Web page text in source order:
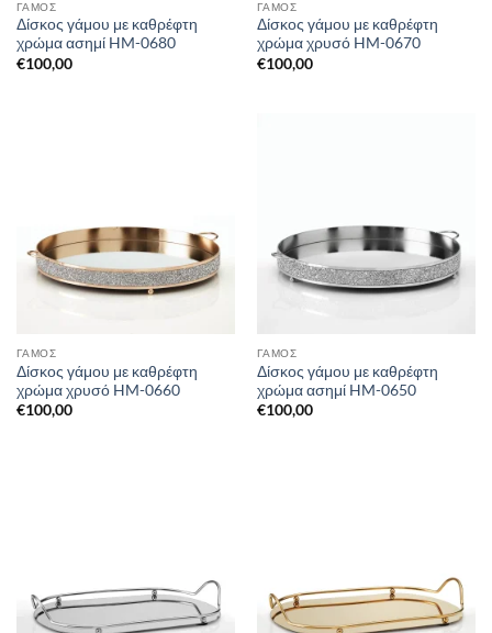
ΓΑΜΟΣ
Δίσκος γάμου με καθρέφτη
χρώμα ασημί HM-0680
€100,00
ΓΑΜΟΣ
Δίσκος γάμου με καθρέφτη
χρώμα χρυσό HM-0670
€100,00
ΓΑΜΟΣ
Δίσκος γάμου με καθρέφτη
χρώμα χρυσό HM-0660
€100,00
ΓΑΜΟΣ
Δίσκος γάμου με καθρέφτη
χρώμα ασημί HM-0650
€100,00